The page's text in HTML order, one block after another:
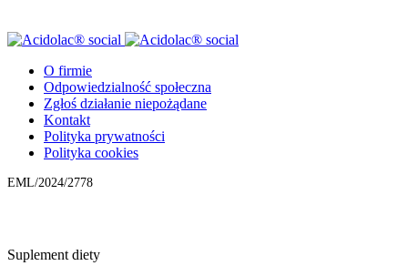
O firmie
Odpowiedzialność społeczna
Zgłoś działanie niepożądane
Kontakt
Polityka prywatności
Polityka cookies
EML/2024/2778
Suplement diety